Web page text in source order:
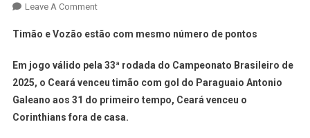
Leave A Comment
Timão e Vozão estão com mesmo número de pontos
Em jogo válido pela 33ª rodada do Campeonato Brasileiro de
2025, o Ceará venceu timão com gol do Paraguaio Antonio
Galeano aos 31 do primeiro tempo, Ceará venceu o
Corinthians fora de casa.